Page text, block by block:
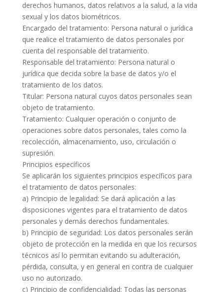
derechos humanos, datos relativos a la salud, a la vida
sexual y los datos biométricos.
Encargado del tratamiento: Persona natural o jurídica
que realice el tratamiento de datos personales por
cuenta del responsable del tratamiento.
Responsable del tratamiento: Persona natural o
jurídica que decida sobre la base de datos y/o el
tratamiento de los datos.
Titular: Persona natural cuyos datos personales sean
objeto de tratamiento.
Tratamiento: Cualquier operación o conjunto de
operaciones sobre datos personales, tales como la
recolección, almacenamiento, uso, circulación o
supresión.
Principios específicos
Se aplicarán los siguientes principios específicos para
el tratamiento de datos personales:
a) Principio de legalidad: Se dará aplicación a las
disposiciones vigentes para el tratamiento de datos
personales y demás derechos fundamentales.
b) Principio de seguridad: Los datos personales serán
objeto de protección en la medida en que los recursos
técnicos así lo permitan evitando su adulteración,
pérdida, consulta, y en general en contra de cualquier
uso no autorizado.
c) Principio de confidencialidad: Todas las personas